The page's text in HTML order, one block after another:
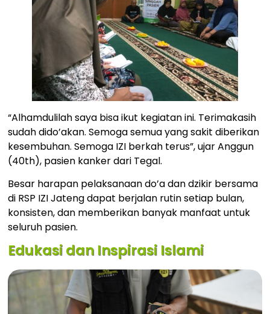
“Alhamdulilah saya bisa ikut kegiatan ini. Terimakasih
sudah dido’akan. Semoga semua yang sakit diberikan
kesembuhan. Semoga IZI berkah terus”, ujar Anggun
(40th), pasien kanker dari Tegal.
Besar harapan pelaksanaan do’a dan dzikir bersama
di RSP IZI Jateng dapat berjalan rutin setiap bulan,
konsisten, dan memberikan banyak manfaat untuk
seluruh pasien.
Edukasi dan Inspirasi Islami